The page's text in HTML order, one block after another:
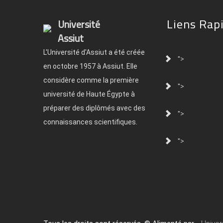
Université
Assiut
L'Université d'Assiut a été créée
en octobre 1957 à Assiut. Elle
considère comme la première
université de Haute Égypte à
préparer des diplômés avec des
connaissances scientifiques.
Liens
">
">
">
">